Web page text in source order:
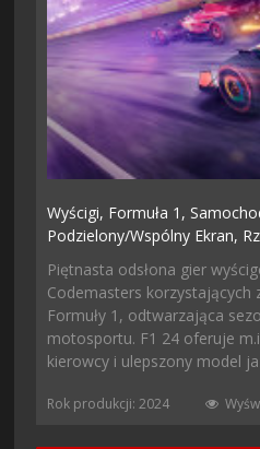
Wyścigi, Formuła 1,
Podzielony/wspólny Ekran,
Piętnasta odsłona gier
Codemasters korzystających
Formuły 1, odtwarzająca
motosportu. F1 24 oferuje
kierowcy i ulepszony model
Rok produkcji: 2024